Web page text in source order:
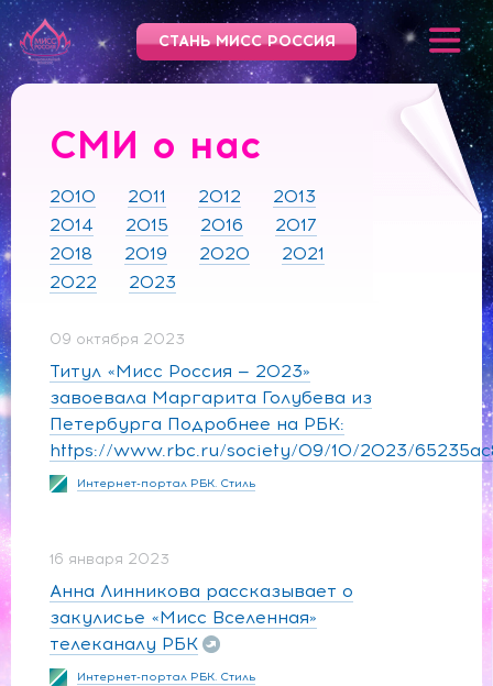
СТАНЬ МИСС РОССИЯ
СМИ о нас
2010 2011 2012
2013
2014
2015 2016
2017
2018
2019 2020
2021
2022
2023
09 октября 2023
Титул «Мисс Россия — 2023»
завоевала Маргарита Голубева из
Петербурга Подробнее на РБК:
https://www.rbc.ru/society/09/10/2023/
Интернет-портал РБК. Стиль
16 января 2023
Анна Линникова рассказывает о
закулисье «Мисс Вселенная»
телеканалу РБК
Интернет-портал РБК. Стиль